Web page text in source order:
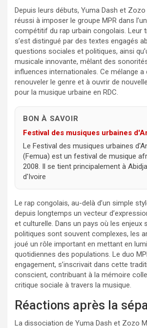
Depuis leurs débuts, Yuma Dash et
réussi à imposer le groupe MPR dans
compétitif du rap urbain congolais. Leur
s’est distingué par des textes engagés
questions sociales et politiques, ainsi
musicale innovante, mêlant des
influences internationales. Ce mélange a
renouveler le genre et à ouvrir de
pour la musique urbaine en RDC.
BON À SAVOIR
Festival des musiques urbaines
Le Festival des musiques urbaines
(Femua) est un festival de musique
2008. Il se tient principalement à
d'Ivoire
Le rap congolais, au-delà d’un simple
depuis longtemps un vecteur
et culturelle. Dans un pays où les enjeux
politiques sont souvent complexes, les
joué un rôle important en mettant en
quotidiennes des populations. Le duo
engagement, s’inscrivait dans cette
conscient, contribuant à la mémoire
critique sociale à travers la musique.
Réactions après la
La dissociation de Yuma Dash et Zozo